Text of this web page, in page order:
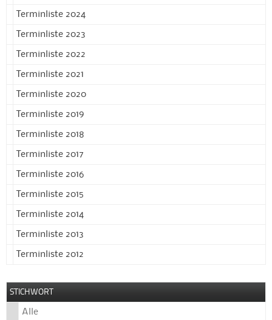
Terminliste 2024
Terminliste 2023
Terminliste 2022
Terminliste 2021
Terminliste 2020
Terminliste 2019
Terminliste 2018
Terminliste 2017
Terminliste 2016
Terminliste 2015
Terminliste 2014
Terminliste 2013
Terminliste 2012
STICHWORT
Alle